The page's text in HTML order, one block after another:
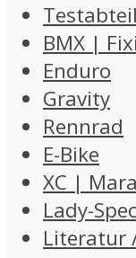
BMX |
Enduro
Gravity
Rennrad
E-Bike
XC |
Lady-
Literatur